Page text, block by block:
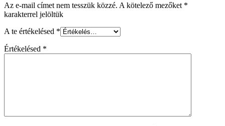
Az e-mail címet nem tesszük közzé. A kötelező mezőket *
karakterrel jelöltük
A te értékelésed *
Értékelésed *